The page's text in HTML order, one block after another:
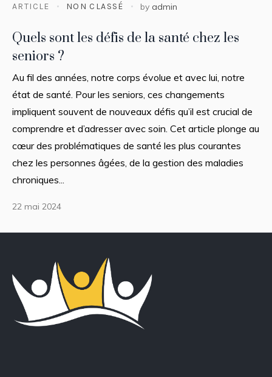
ARTICLE NON CLASSÉ by admin
Quels sont les défis de la santé chez les
seniors ?
Au fil des années, notre corps évolue et avec lui, notre
état de santé. Pour les seniors, ces changements
impliquent souvent de nouveaux défis qu’il est crucial de
comprendre et d’adresser avec soin. Cet article plonge au
cœur des problématiques de santé les plus courantes
chez les personnes âgées, de la gestion des maladies
chroniques...
22 mai 2024